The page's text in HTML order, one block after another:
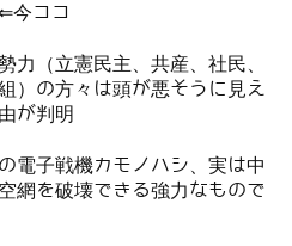
ココ
力（立憲民主、共産、社民、
）の方々は頭が悪そうに見え
が判明
電子戦機カモノハシ、実は中
網を破壊できる強力なもので